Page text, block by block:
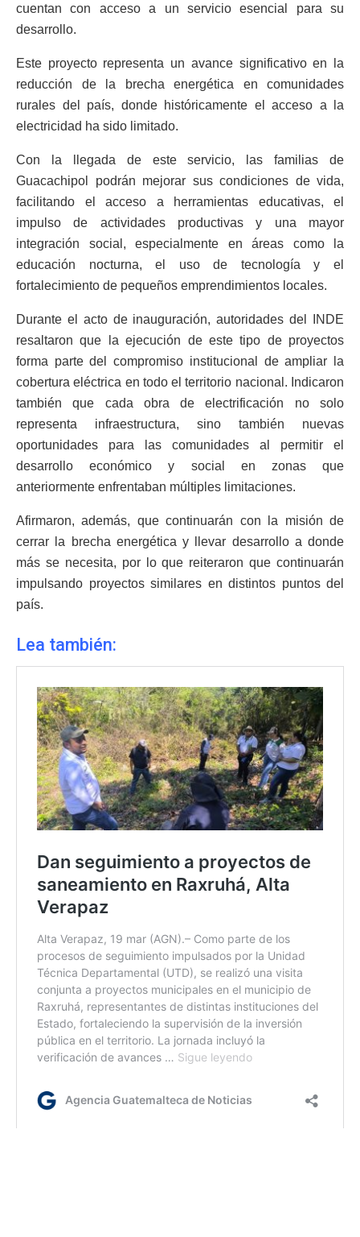
cuentan con acceso a un servicio esencial para su
desarrollo.
Este proyecto representa un avance significativo en la
reducción de la brecha energética en comunidades
rurales del país, donde históricamente el acceso a la
electricidad ha sido limitado.
Con la llegada de este servicio, las familias de
Guacachipol podrán mejorar sus condiciones de vida,
facilitando el acceso a herramientas educativas, el
impulso de actividades productivas y una mayor
integración social, especialmente en áreas como la
educación nocturna, el uso de tecnología y el
fortalecimiento de pequeños emprendimientos locales.
Durante el acto de inauguración, autoridades del INDE
resaltaron que la ejecución de este tipo de proyectos
forma parte del compromiso institucional de ampliar la
cobertura eléctrica en todo el territorio nacional. Indicaron
también que cada obra de electrificación no solo
representa infraestructura, sino también nuevas
oportunidades para las comunidades al permitir el
desarrollo económico y social en zonas que
anteriormente enfrentaban múltiples limitaciones.
Afirmaron, además, que continuarán con la misión de
cerrar la brecha energética y llevar desarrollo a donde
más se necesita, por lo que reiteraron que continuarán
impulsando proyectos similares en distintos puntos del
país.
Lea también: